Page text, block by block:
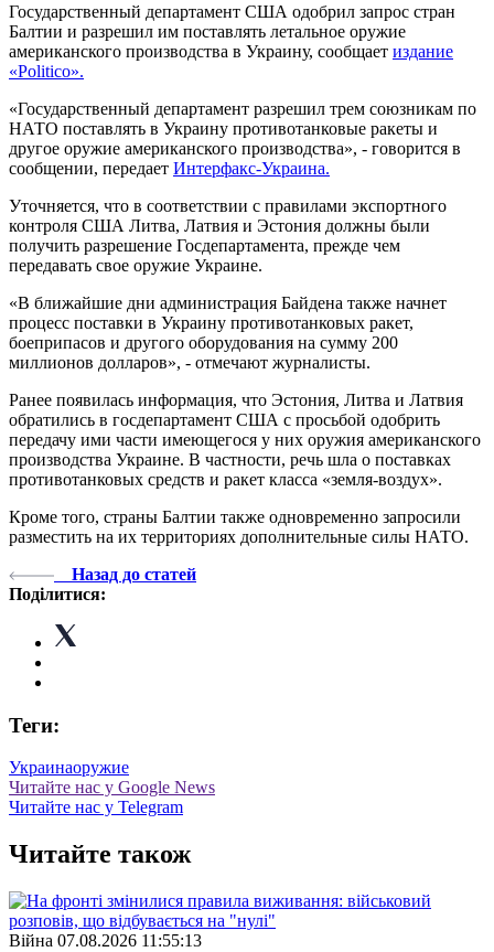
Государственный департамент США одобрил запрос стран
Балтии и разрешил им поставлять летальное оружие
американского производства в Украину, сообщает издание
«Politico».
«Государственный департамент разрешил трем союзникам по
НАТО поставлять в Украину противотанковые ракеты и
другое оружие американского производства», - говорится в
сообщении, передает Интерфакс-Украина.
Уточняется, что в соответствии с правилами экспортного
контроля США Литва, Латвия и Эстония должны были
получить разрешение Госдепартамента, прежде чем
передавать свое оружие Украине.
«В ближайшие дни администрация Байдена также начнет
процесс поставки в Украину противотанковых ракет,
боеприпасов и другого оборудования на сумму 200
миллионов долларов», - отмечают журналисты.
Ранее появилась информация, что Эстония, Литва и Латвия
обратились в госдепартамент США с просьбой одобрить
передачу ими части имеющегося у них оружия американского
производства Украине. В частности, речь шла о поставках
противотанковых средств и ракет класса «земля-воздух».
Кроме того, страны Балтии также одновременно запросили
разместить на их территориях дополнительные силы НАТО.
Назад до статей
Поділитися:
Теги:
Украинаоружие
Читайте нас у Google News
Читайте нас у Telegram
Читайте також
Війна 07.08.2026 11:55:13